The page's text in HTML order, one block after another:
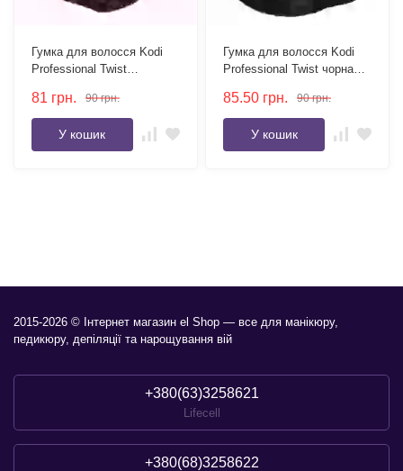
Гумка для волосся Kodi
Professional Twist
81 грн. 90 грн.
У кошик
Гумка для волосся Kodi
Professional Twist чорна
85.50 грн. 90 грн.
У кошик
2015-2026 © Інтернет магазин el Shop — все для манікюру,
педикюру, депіляції та нарощування вій
+380(63)3258621
Lifecell
+380(68)3258622